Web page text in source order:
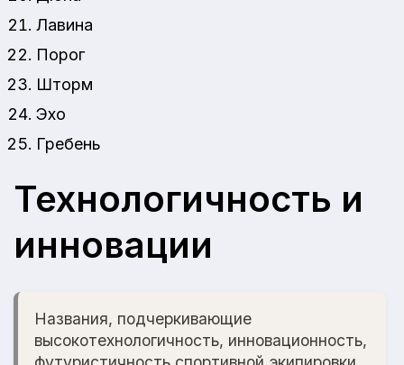
Лавина
Порог
Шторм
Эхо
Гребень
Технологичность и
инновации
Названия, подчеркивающие
высокотехнологичность, инновационность,